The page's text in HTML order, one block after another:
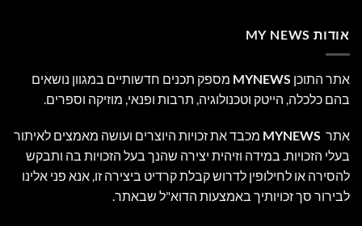
אודות MY NEWS
אתר התוכן MYNEWS מספק תכנים חדשותיים במגוון נושאים
בהם כלכלה, הייטק וטכנולוגיה, תרבות ופנאי, מוזיקה וספרים.
אתר MYNEWS מכבד את זכויות היוצרים ועושה מאמצים לאיתור
בעלי הזכויות. במידה וזיהית יצירה שהנך בעל הזכויות בה ותבקש
להסירה או לחילופין לדרוש קבלת קרדיט ביצירה זו, אנא פני אלינו
לבירור סך זכויותיך באמצעות הדוא"ל שבאתר.